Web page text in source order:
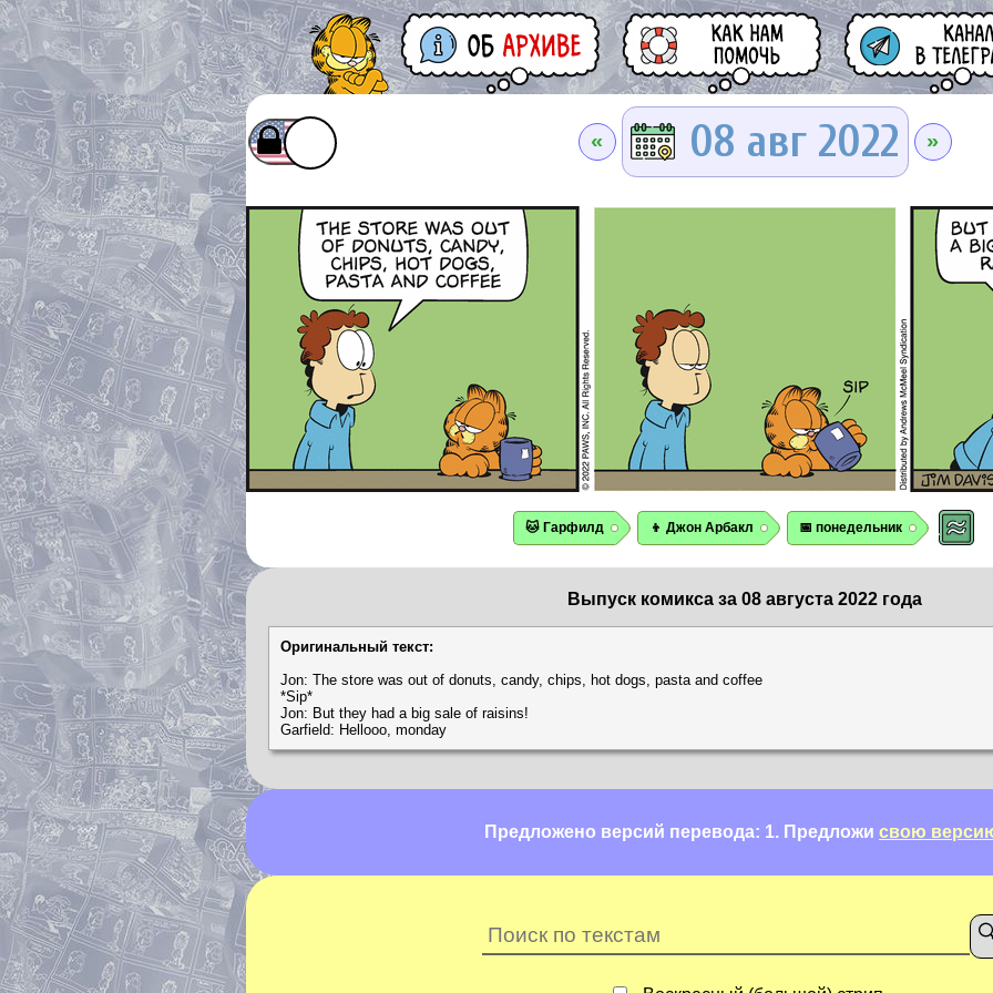
« 08 авг 2022 »
🐱 Гарфилд 👦 Джон Арбакл 📅 понедельник
Выпуск комикса за 08 августа 2022 года
Оригинальный текст:
Jon: The store was out of donuts, candy, chips, hot dogs, pasta and coffee
*Sip*
Jon: But they had a big sale of raisins!
Garfield: Hellooo, monday
Предложено версий перевода: 1. Предложи свою